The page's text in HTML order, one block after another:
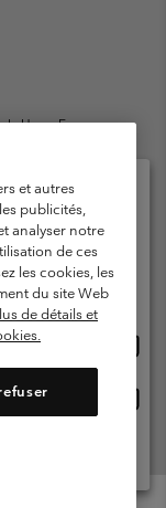
Haye, Espace
Impressum
et autres
publicités,
analyser notre
de ces
les cookies, les
du site Web
de détails et
et
ligne